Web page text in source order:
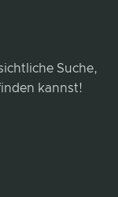
Suche,
kannst!